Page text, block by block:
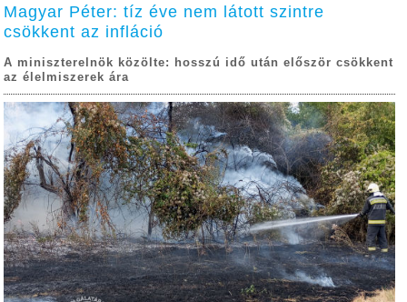
Magyar Péter: tíz éve nem látott szintre
csökkent az infláció
A miniszterelnök közölte: hosszú idő után először csökkent
az élelmiszerek ára